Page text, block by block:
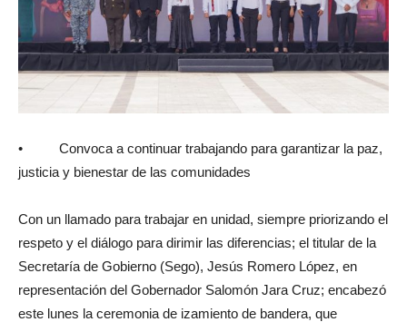
• Convoca a continuar trabajando para garantizar la paz,
justicia y bienestar de las comunidades
Con un llamado para trabajar en unidad, siempre priorizando el
respeto y el diálogo para dirimir las diferencias; el titular de la
Secretaría de Gobierno (Sego), Jesús Romero López, en
representación del Gobernador Salomón Jara Cruz; encabezó
este lunes la ceremonia de izamiento de bandera, que